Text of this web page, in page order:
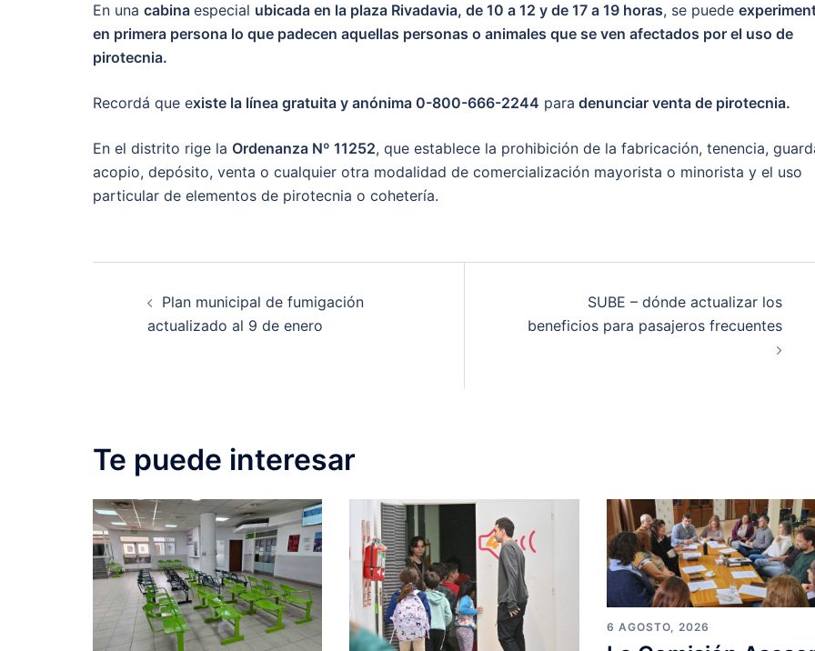
En una cabina especial ubicada en la plaza Rivadavia, de 10 a 12 y de 17 a 19 horas, se puede
en primera persona lo que padecen aquellas personas o animales que se ven afectados por el uso de
pirotecnia.
Recordá que existe la línea gratuita y anónima 0-800-666-2244 para denunciar venta de pirotecnia.
En el distrito rige la Ordenanza Nº 11252, que establece la prohibición de la fabricación, tenencia,
acopio, depósito, venta o cualquier otra modalidad de comercialización mayorista o minorista y el uso
particular de elementos de pirotecnia o cohetería.
navigation
Plan municipal de fumigación
actualizado al 9 de enero
SUBE – dónde actualizar los
beneficios para pasajeros frecuentes
Te puede interesar
6 AGOSTO, 2026